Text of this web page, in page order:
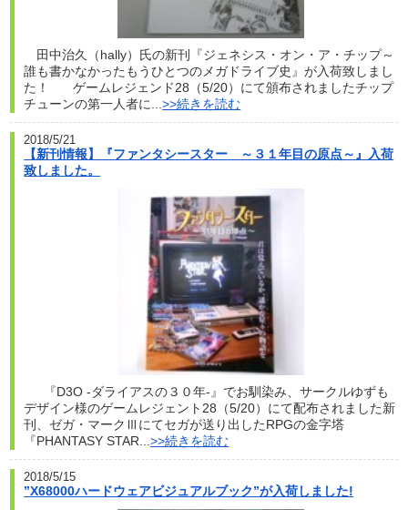
田中治久（hally）氏の新刊『ジェネシス・オン・ア・チップ～
誰も書かなかったもうひとつのメガドライブ史』が入荷致しまし
た！ ゲームレジェンド28（5/20）にて頒布されましたチップ
チューンの第一人者に...>>続きを読む
2018/5/21
【新刊情報】『ファンタシースター ～３１年目の原点～』入荷
致しました。
『D3O -ダライアスの３０年-』でお馴染み、サークルゆずも
デザイン様のゲームレジェント28（5/20）にて配布されました新
刊、ゼガ・マークⅢにてセガが送り出したRPGの金字塔
『PHANTASY STAR...>>続きを読む
2018/5/15
”X68000ハードウェアビジュアルブック”が入荷しました!